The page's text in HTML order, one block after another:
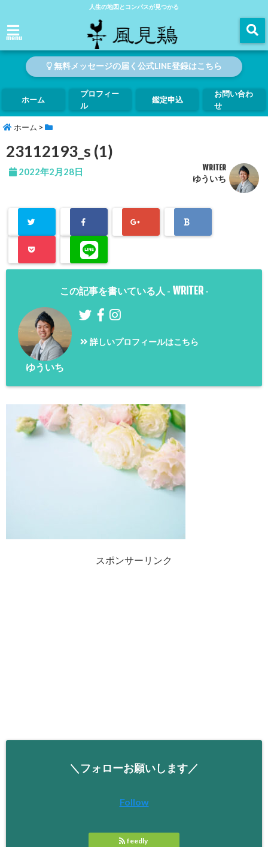
人生の地図とコンパスが見つかる
menu
無料メッセージの届く公式LINE登録はこちら
ホーム
プロフィー
ル
鑑定申込
お問い合わ
せ
ホーム >
23112193_s (1)
2022年2月28日 WRITER
ゆういち
この記事を書いている人 - WRITER-
ゆういち
詳しいプロフィールはこちら
スポンサーリンク
＼フォローお願いします／
Follow
feedly